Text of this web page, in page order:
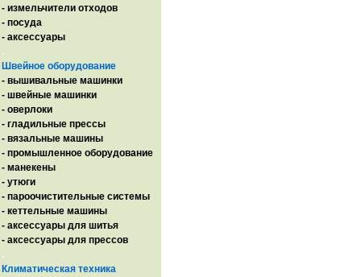
- измельчители отходов
- посуда
- аксессуары
.
Швейное оборудование
- вышивальные машинки
- швейные машинки
- оверлоки
- гладильные прессы
- вязальные машины
- промышленное оборудование
- манекены
- утюги
- пароочистительные системы
- кеттельные машины
- аксессуары для шитья
- аксессуары для прессов
.
Климатическая техника